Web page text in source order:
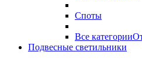
Споты
Все категории
Подвесные светильники